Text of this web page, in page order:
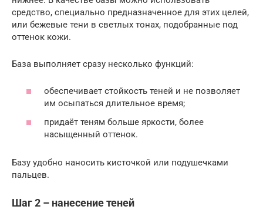
средство, специально предназначенное для этих целей,
или бежевые тени в светлых тонах, подобранные под
оттенок кожи.
База выполняет сразу несколько функций:
обеспечивает стойкость теней и не позволяет
им осыпаться длительное время;
придаёт теням больше яркости, более
насыщенный оттенок.
Базу удобно наносить кисточкой или подушечками
пальцев.
Шаг 2 – нанесение теней